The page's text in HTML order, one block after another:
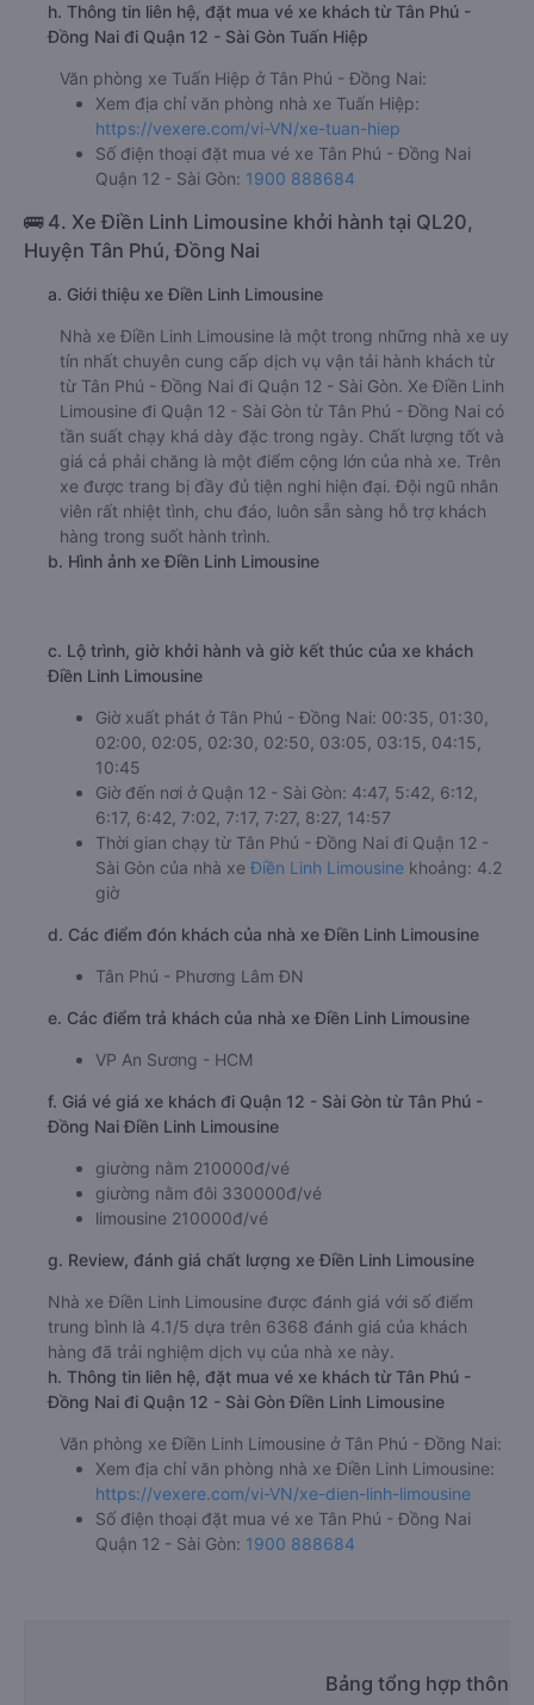
h. Thông tin liên hệ, đặt mua vé xe khách từ Tân Phú -
Đồng Nai đi Quận 12 - Sài Gòn Tuấn Hiệp
Văn phòng xe Tuấn Hiệp ở Tân Phú - Đồng Nai:
Xem địa chỉ văn phòng nhà xe Tuấn Hiệp:
https://vexere.com/vi-VN/xe-tuan-hiep
Số điện thoại đặt mua vé xe Tân Phú - Đồng Nai
Quận 12 - Sài Gòn: 1900 888684
🚌 4. Xe Điền Linh Limousine khởi hành tại QL20,
Huyện Tân Phú, Đồng Nai
a. Giới thiệu xe Điền Linh Limousine
Nhà xe Điền Linh Limousine là một trong những nhà xe uy
tín nhất chuyên cung cấp dịch vụ vận tải hành khách từ
từ Tân Phú - Đồng Nai đi Quận 12 - Sài Gòn. Xe Điền Linh
Limousine đi Quận 12 - Sài Gòn từ Tân Phú - Đồng Nai có
tần suất chạy khá dày đặc trong ngày. Chất lượng tốt và
giá cả phải chăng là một điểm cộng lớn của nhà xe. Trên
xe được trang bị đầy đủ tiện nghi hiện đại. Đội ngũ nhân
viên rất nhiệt tình, chu đáo, luôn sẵn sàng hỗ trợ khách
hàng trong suốt hành trình.
b. Hình ảnh xe Điền Linh Limousine
Điền Linh Limousine
Giờ xuất phát ở Tân Phú - Đồng Nai: 00:35, 01:30,
02:00, 02:05, 02:30, 02:50, 03:05, 03:15, 04:15,
Giờ đến nơi ở Quận 12 - Sài Gòn: 4:47, 5:42, 6:12,
6:17, 6:42, 7:02, 7:17, 7:27, 8:27, 14:57
Sài Gòn của nhà xeĐiền Linh Limousine
giờ
e. Các điểm trả khách của nhà xe Điền Linh Limousine
VP An Sương - HCM
f. Giá vé giá xe khách đi Quận 12 - Sài Gòn từ Tân Phú -
Đồng Nai Điền Linh Limousine
giường nằm 210000đ/vé
giường nằm đôi 330000đ/vé
limousine 210000đ/vé
h. Thông tin liên hệ, đặt mua vé xe khách từ Tân Phú -